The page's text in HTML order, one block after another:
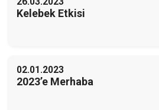
Kelebek Etkisi
02.01.2023
2023’e Merhaba